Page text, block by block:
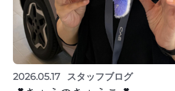
2026.05.17 スタッフブログ